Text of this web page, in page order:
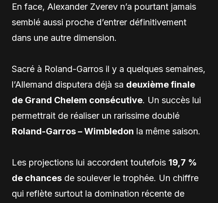
En face, Alexander Zverev n’a pourtant jamais
semblé aussi proche d’entrer définitivement
dans une autre dimension.
Sacré à Roland-Garros il y a quelques semaines,
l’Allemand disputera déjà sa deuxième finale
de Grand Chelem consécutive. Un succès lui
permettrait de réaliser un rarissime doublé
Roland-Garros – Wimbledon la même saison.
Les projections lui accordent toutefois 19,7 %
de chances de soulever le trophée. Un chiffre
qui reflète surtout la domination récente de